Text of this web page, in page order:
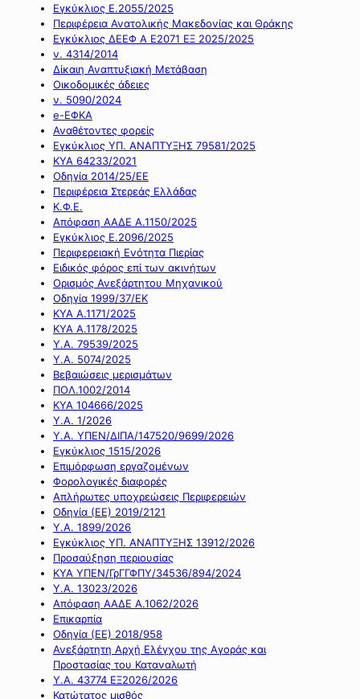
Εγκύκλιος Ε.2055/2025
Περιφέρεια Ανατολικής Μακεδονίας και Θράκης
Εγκύκλιος ΔΕΕΦ Α Ε2071 ΕΞ 2025/2025
ν. 4314/2014
Δίκαιη Αναπτυξιακή Μετάβαση
Οικοδομικές άδειες
ν. 5090/2024
e-ΕΦΚΑ
Αναθέτοντες φορείς
Εγκύκλιος ΥΠ. ΑΝΑΠΤΥΞΗΣ 79581/2025
ΚΥΑ 64233/2021
Οδηγία 2014/25/ΕΕ
Περιφέρεια Στερεάς Ελλάδας
Κ.Φ.Ε.
Απόφαση ΑΑΔΕ Α.1150/2025
Εγκύκλιος Ε.2096/2025
Περιφερειακή Ενότητα Πιερίας
Ειδικός φόρος επί των ακινήτων
Ορισμός Ανεξάρτητου Μηχανικού
Οδηγία 1999/37/ΕΚ
ΚΥΑ Α.1171/2025
ΚΥΑ Α.1178/2025
Υ.Α. 79539/2025
Υ.Α. 5074/2025
Βεβαιώσεις μερισμάτων
ΠΟΛ.1002/2014
ΚΥΑ 104666/2025
Υ.Α. 1/2026
Υ.Α. ΥΠΕΝ/ΔΙΠΑ/147520/9699/2026
Εγκύκλιος 1515/2026
Επιμόρφωση εργαζομένων
Φορολογικές διαφορές
Απλήρωτες υποχρεώσεις Περιφερειών
Οδηγία (ΕΕ) 2019/2121
Υ.Α. 1899/2026
Εγκύκλιος ΥΠ. ΑΝΑΠΤΥΞΗΣ 13912/2026
Προσαύξηση περιουσίας
ΚΥΑ ΥΠΕΝ/ΓρΓΓΦΠΥ/34536/894/2024
Υ.Α. 13023/2026
Απόφαση ΑΑΔΕ Α.1062/2026
Επικαρπία
Οδηγία (ΕΕ) 2018/958
Ανεξάρτητη Αρχή Ελέγχου της Αγοράς και
Προστασίας του Καταναλωτή
Υ.Α. 43774 ΕΞ2026/2026
Κατώτατος μισθός